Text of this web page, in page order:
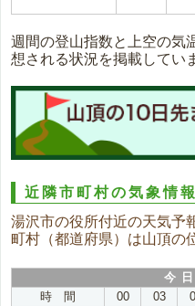
週間の登山指数と上空の気
想される状況を掲載してい
近隣市町村の気象情
湯沢市の役所付近の天気予
町村（都道府県）は山頂の
今
時 間
00 03